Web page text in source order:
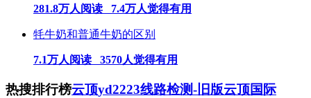
281.8万人阅读 7.4万人觉得有用
牦牛奶和普通牛奶的区别
7.1万人阅读 3570人觉得有用
热搜排行榜云顶yd2223线路检测-旧版云顶国际